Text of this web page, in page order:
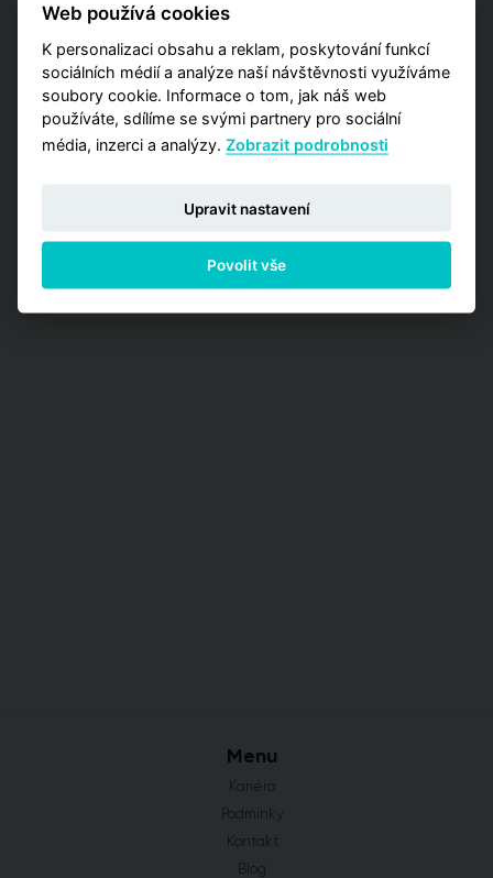
Analýzy trhu, kde máte příležitost zakoupit
jednu z detailních analýz vypracovaných pro
jednotlivé městské obvody.
PŘEJÍT NA ANALÝZY
Menu
Kariéra
Podmínky
Kontakt
Blog
Web používá cookies
K personalizaci obsahu a reklam, poskytování funkcí
sociálních médií a analýze naší návštěvnosti využíváme
soubory cookie. Informace o tom, jak náš web
používáte, sdílíme se svými partnery pro sociální
média, inzerci a analýzy.Zobrazit podrobnosti
Upravit nastavení
Povolit vše